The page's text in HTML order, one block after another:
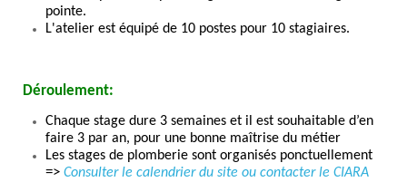
pointe.
L'atelier est équipé de 10 postes pour 10 stagiaires.
Déroul ement:
Chaque stage dure 3 semaines et il est souhaitable d’en
faire 3 par an, pour une bonne maîtrise du métier
Les stages de plomberie sont organisés ponctuellement
=> Consulter le calendrier du site ou contacter le CIARA